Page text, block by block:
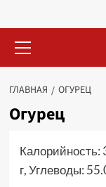
меню
ГЛАВНАЯ ОГУРЕЦ
Огурец
Калорийность:
г, Углеводы: